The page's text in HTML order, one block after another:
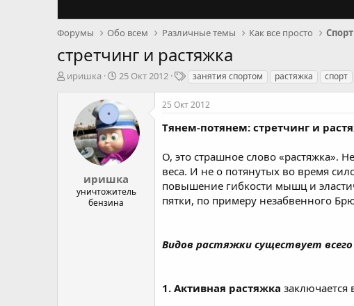
Форумы Обо всем Различные темы Как все просто
стретчинг и растяжка
А
иришка
Д
т
а
н
а
ч
а
л
а
25 Окт 2012
Т
г
занятия спортом растяжка спорт
иришка
уничтожитель
бензина
25 Окт 2012
Тянем-потянем: стретчинг и
О, это страшное слово «растяжка».
веса. И не о потянутых во время
повышение гибкости мышц и
пятки, по примеру незабвенного
Видов растяжки существует
1. Активная растяжка